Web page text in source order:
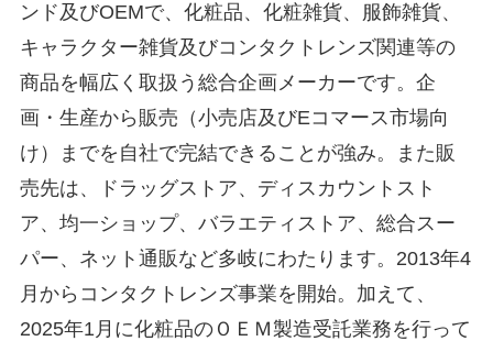
ンド及びOEMで、化粧品、化粧雑貨、服飾雑貨、
キャラクター雑貨及びコンタクトレンズ関連等の
商品を幅広く取扱う総合企画メーカーです。企
画・生産から販売（小売店及びEコマース市場向
け）までを自社で完結できることが強み。また販
売先は、ドラッグストア、ディスカウントスト
ア、均一ショップ、バラエティストア、総合スー
パー、ネット通販など多岐にわたります。2013年4
月からコンタクトレンズ事業を開始。加えて、
2025年1月に化粧品のＯＥＭ製造受託業務を行って